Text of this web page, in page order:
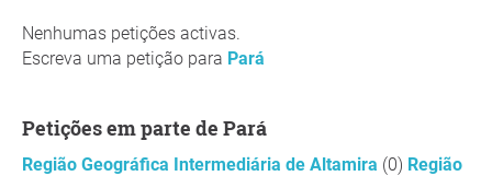
Nenhumas petições activas.
Escreva uma petição para Pará
Petições em parte de Pará
Região Geográfica Intermediária de Altamira (0) Região